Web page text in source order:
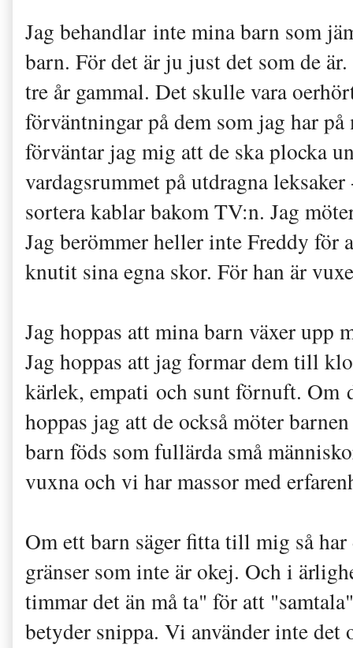
Jag behandlar inte mina barn som
barn. För det är ju just det som de
tre år gammal. Det skulle vara
förväntningar på dem som jag har
förväntar jag mig att de ska plocka
vardagsrummet på utdragna
sortera kablar bakom TV:n. Jag
Jag berömmer heller inte Freddy för
knutit sina egna skor. För han är
Jag hoppas att mina barn växer upp
Jag hoppas att jag formar dem till
kärlek, empati och sunt förnuft. Om
hoppas jag att de också möter
barn föds som fullärda små
vuxna och vi har massor med
Om ett barn säger fitta till mig så
gränser som inte är okej. Och i
timmar det än må ta" för att
betyder snippa. Vi använder inte